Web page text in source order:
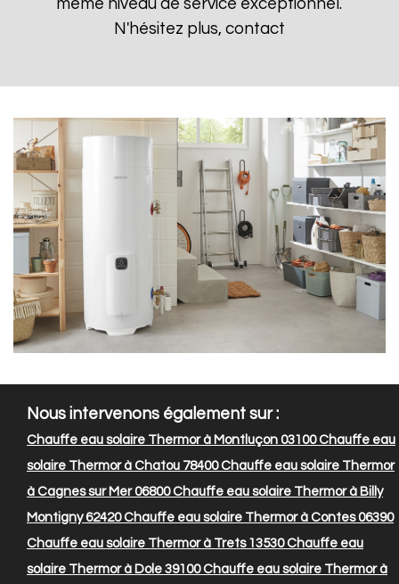
même niveau de service exceptionnel.
N'hésitez plus, contact
Nous intervenons également sur :
Chauffe eau solaire Thermor à Montluçon 03100Chauffe eau
solaire Thermor à Chatou 78400Chauffe eau solaire Thermor
à Cagnes sur Mer 06800Chauffe eau solaire Thermor à Billy
Montigny 62420Chauffe eau solaire Thermor à Contes 06390
Chauffe eau solaire Thermor à Trets 13530Chauffe eau
solaire Thermor à Dole 39100Chauffe eau solaire Thermor à